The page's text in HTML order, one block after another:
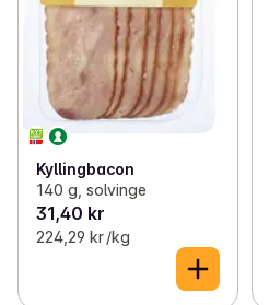
Kyllingbacon
140 g, solvinge
31,40 kr
224,29 kr /kg